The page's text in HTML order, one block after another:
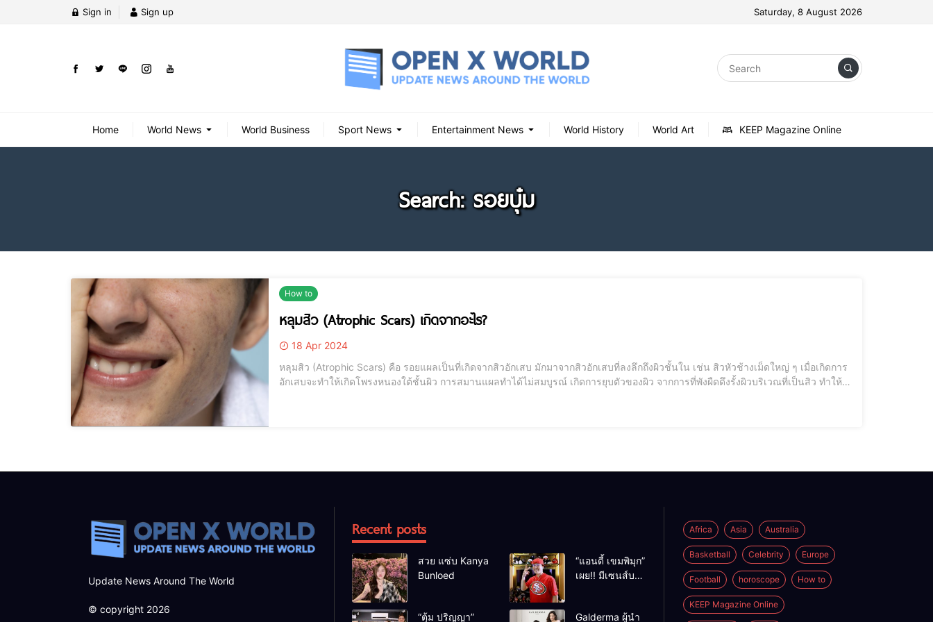
Sign in Sign up Saturday, 8 August 2026
Home World News World Business Sport News Entertainment News World History World Art KEEP Magazine Online
Search: รอยบุ๋ม
How to
หลุมสิว (Atrophic Scars) เกิดจากอะไร?
18 Apr 2024
หลุมสิว (Atrophic Scars) คือ รอยแผลเป็นที่เกิดจากสิวอักเสบ มักมาจากสิวอักเสบที่ลงลึกถึงผิวชั้นใน เช่น สิวหัวช้างเม็ดใหญ่ ๆ เมื่อเกิดการ
อักเสบจะทำให้เกิดโพรงหนองใต้ชั้นผิว การสมานแผลทำได้ไม่สมบูรณ์ เกิดการยุบตัวของผิว จากการที่พังผืดดึงรั้งผิวบริเวณที่เป็นสิว ทำให้
Update News Around The World
© copyright 2026
Recent posts
สวย แซ่บ Kanya
Bunloed
“แอนดี้ เขมพิมุก”
เผย!! มีเซนส์บอก
“ตุ้ม ปริญญา”
Galderma ผู้นำ
Africa Asia Australia
Basketball Celebrity Europe
Football horoscope How to
KEEP Magazine Online